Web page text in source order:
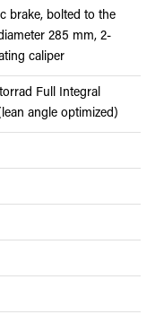
brake, bolted to the
285 mm, 2-
caliper
Full Integral
angle optimized)